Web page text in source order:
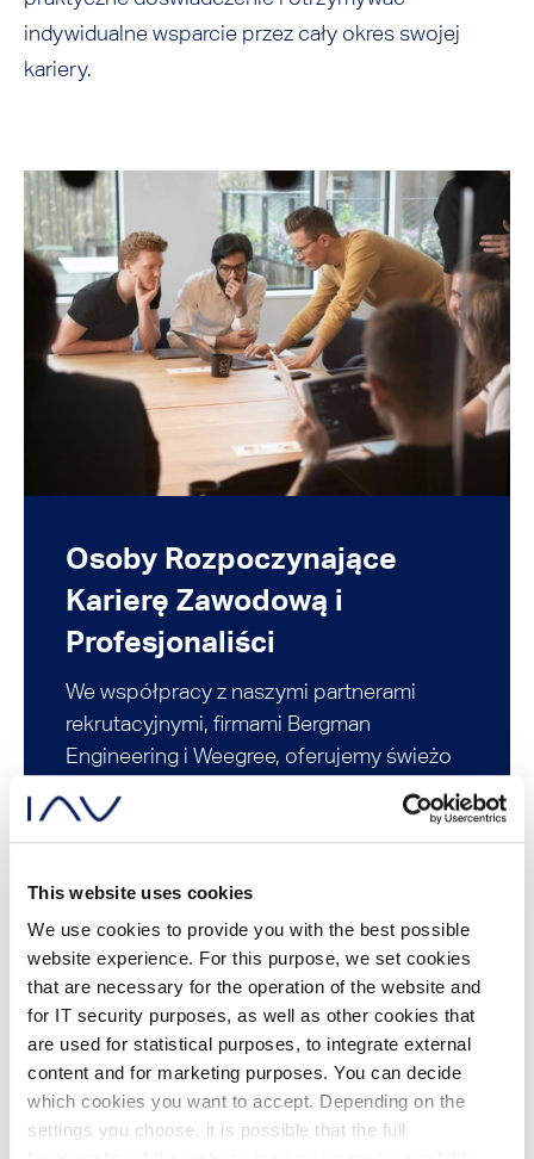
This website uses cookies
We use cookies to provide you with the best possible
website experience. For this purpose, we set cookies
that are necessary for the operation of the website and
for IT security purposes, as well as other cookies that
are used for statistical purposes, to integrate external
content and for marketing purposes. You can decide
which cookies you want to accept. Depending on the
settings you choose, it is possible that the full
indywidualne wsparcie przez cały okres swojej
kariery.
Osoby Rozpoczynające
Karierę Zawodową i
Profesjonaliści
We współpracy z naszymi partnerami
rekrutacyjnymi, firmami Bergman
Engineering i Weegree, oferujemy świeżo
doświadczonym specjalistom liczne
możliwości rozwoju kariery w IAV Poland.
Bergman Engineering
Weegree